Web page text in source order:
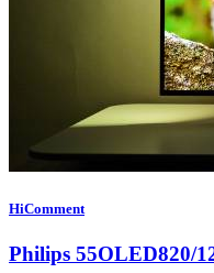
HiComment
Philips 55OLED820/